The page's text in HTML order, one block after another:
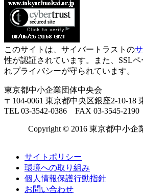
このサイトは、サイバートラストの
性が認証されています。また、SSL
れプライバシーが守られています。
東京都中小企業団体中央会
〒104-0061 東京都中央区銀座2-10-18
TEL 03-3542-0386 FAX 03-3545-2190
Copyright © 2016 東京都中小企
サイトポリシー
環境への取り組み
個人情報保護行動指針
お問い合わせ